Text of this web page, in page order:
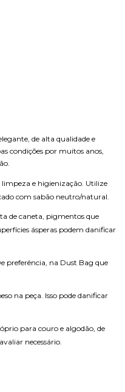
de alta qualidade e
condições por muitos anos,
e higienização. Utilize
com sabão neutro/natural.
de caneta, pigmentos que
ásperas podem danificar
preferência, na Dust Bag que
na peça. Isso pode danificar
para couro e algodão, de
necessário.